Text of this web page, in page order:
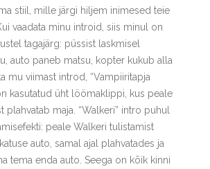
stiil, mille järgi hiljem inimesed teie
vaadata minu introid, siis minul on
tagajärg: püssist laskmisel
auto paneb matsu, kopter kukub alla
mu viimast introd, “Vampiiritapja
kasutatud üht löömaklippi, kus peale
plahvatab maja. “Walkeri” intro puhul
peale Walkeri tulistamist
auto, samal ajal plahvatades ja
tema enda auto. Seega on kõik kinni